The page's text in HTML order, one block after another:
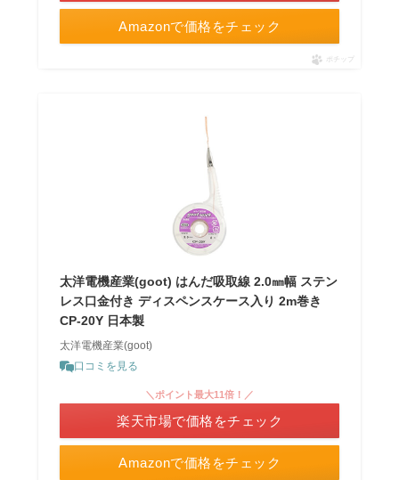
Amazonで価格をチェック
ポチップ
太洋電機産業(goot) はんだ吸取線 2.0㎜幅 ステン
レス口金付き ディスペンスケース入り 2m巻き
CP-20Y 日本製
太洋電機産業(goot)
口コミを見る
Amazonで価格をチェック
＼ポイント最大11倍！／
楽天市場で価格をチェック